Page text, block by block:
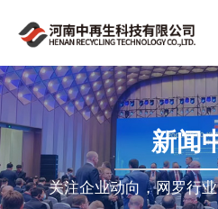
新闻
关注企业动向，网罗行